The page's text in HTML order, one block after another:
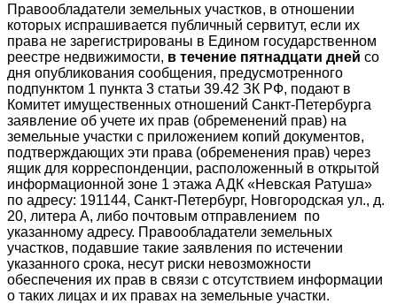
Правообладатели земельных участков, в отношении
которых испрашивается публичный сервитут, если их
права не зарегистрированы в Едином государственном
реестре недвижимости, в течение пятнадцати дней со
дня опубликования сообщения, предусмотренного
подпунктом 1 пункта 3 статьи 39.42 ЗК РФ, подают в
Комитет имущественных отношений Санкт-Петербурга
заявление об учете их прав (обременений прав) на
земельные участки с приложением копий документов,
подтверждающих эти права (обременения прав) через
ящик для корреспонденции, расположенный в открытой
информационной зоне 1 этажа АДК «Невская Ратуша»
по адресу: 191144, Санкт-Петербург, Новгородская ул., д.
20, литера А, либо почтовым отправлением по
указанному адресу. Правообладатели земельных
участков, подавшие такие заявления по истечении
указанного срока, несут риски невозможности
обеспечения их прав в связи с отсутствием информации
о таких лицах и их правах на земельные участки.